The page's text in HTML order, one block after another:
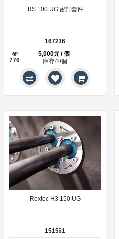
RS 100 UG 密封套件
167236
776
5,000元 / 個
庫存40個
Roxtec H3-150 UG
151561